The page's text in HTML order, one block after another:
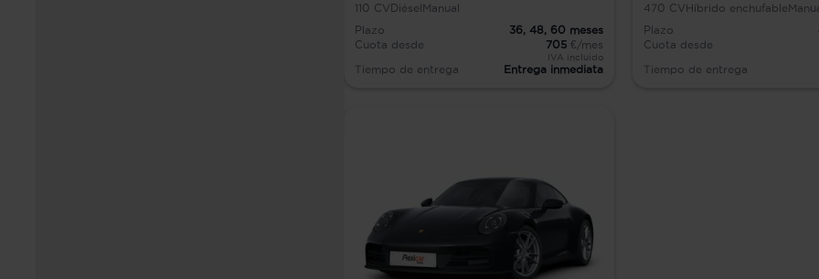
110 CVDiéselManual
Plazo
36, 48, 60 meses
Cuota desde
705 €/mes
IVA incluido
Tiempo de entrega Entrega inmediata
470 CVHíbrido enchufable
Plazo
Cuota desde
Tiempo de entrega